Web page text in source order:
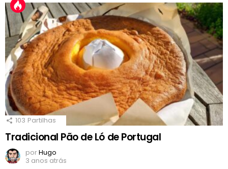
103 Partilhas
Tradicional Pão de Ló de Portugal
porHugo
3 anos atrás